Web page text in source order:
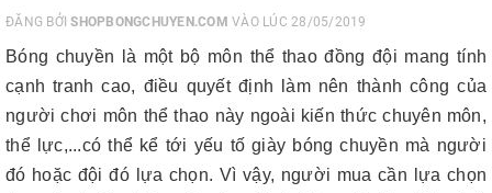
ĐĂNG BỞISHOPBONGCHUYEN.COM VÀO LÚC 28/05/2019
Bóng chuyền là một bộ môn thể thao đồng đội mang tính
cạnh tranh cao, điều quyết định làm nên thành công của
người chơi môn thể thao này ngoài kiến thức chuyên môn,
thể lực,...có thể kể tới yếu tố giày bóng chuyền mà người
đó hoặc đội đó lựa chọn. Vì vậy, người mua cần lựa chọn